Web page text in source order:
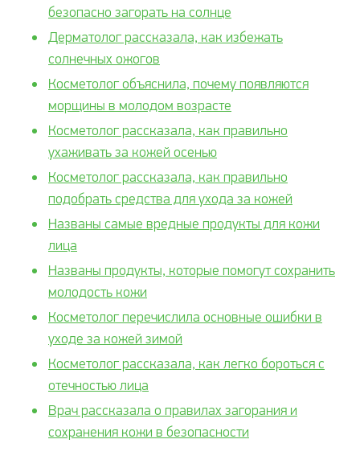
безопасно загорать на солнце
Дерматолог рассказала, как избежать
солнечных ожогов
Косметолог объяснила, почему появляются
морщины в молодом возрасте
Косметолог рассказала, как правильно
ухаживать за кожей осенью
Косметолог рассказала, как правильно
подобрать средства для ухода за кожей
Названы самые вредные продукты для кожи
лица
Названы продукты, которые помогут сохранить
молодость кожи
Косметолог перечислила основные ошибки в
уходе за кожей зимой
Косметолог рассказала, как легко бороться с
отечностью лица
Врач рассказала о правилах загорания и
сохранения кожи в безопасности